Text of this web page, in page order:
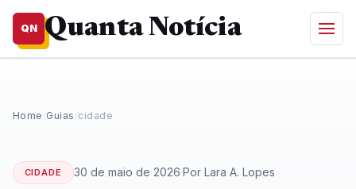
QN Quanta Notícia
Home /Guias /cidade
CIDADE 30 de maio de 2026·Por Lara A. Lopes